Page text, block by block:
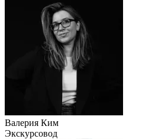
Валерия Ким
Экскурсовод